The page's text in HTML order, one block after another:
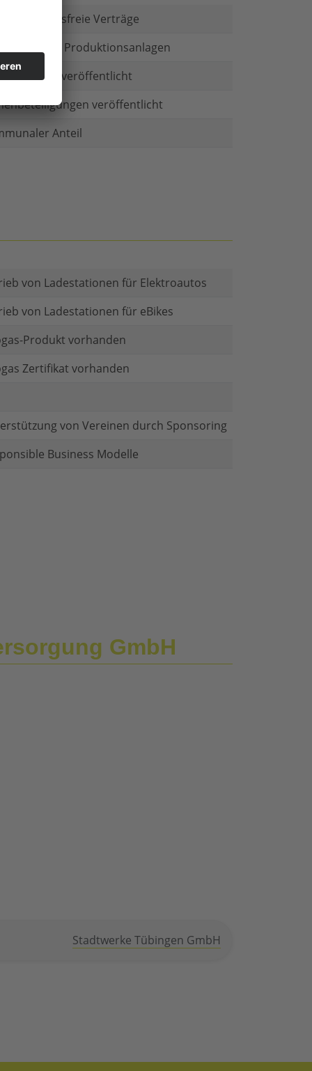
es Kautionsfreie Verträge
in Produktionsanlagen
veröffentlicht
veröffentlicht
Anteil
von Ladestationen für Elektroautos
von Ladestationen für eBikes
Produkt vorhanden
Zertifikat vorhanden
von Vereinen durch Sponsoring
Business Modelle
GmbH
Stadtwerke Tübingen GmbH